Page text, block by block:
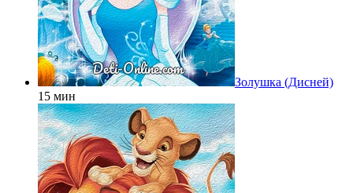
Золушка (Дисней)
15 мин